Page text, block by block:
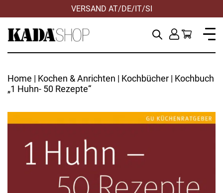
VERSAND AT/DE/IT/SI
ZUSTELLUNG
Home | Kochen & Anrichten | Kochbücher | Kochbuch
„1 Huhn- 50 Rezepte“